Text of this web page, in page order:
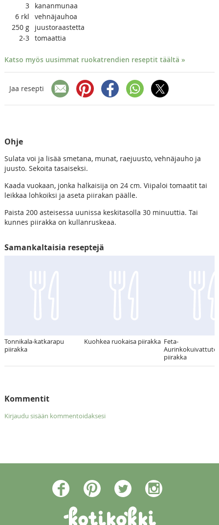
3
kananmunaa
6 rkl
vehnäjauhoa
250 g
juustoraastetta
2-3 tomaattia
Katso myös uusimmat ruokatrendien reseptit täältä »
Jaa resepti
Ohje
Sulata voi ja lisää smetana, munat, raejuusto, vehnäjauho ja
juusto. Sekoita tasaiseksi.
Kaada vuokaan, jonka halkaisija on 24 cm. Viipaloi tomaatit tai
leikkaa lohkoiksi ja aseta piirakan päälle.
Paista 200 asteisessa uunissa keskitasolla 30 minuuttia. Tai
kunnes piirakka on kullanruskeaa.
Samankaltaisia reseptejä
Tonnikala-katkarapu
piirakka
Kuohkea ruokaisa piirakka Feta-
piirakka
Kommentit
Kirjaudu sisään kommentoidaksesi